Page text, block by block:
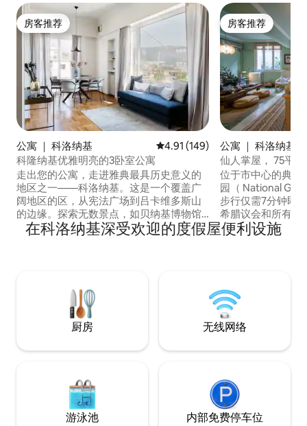
房客推荐
房客推荐
公寓 ｜ 科洛纳基 平均评分 4.91 分（满分 5 分），
4.91 (149)
科隆纳基优雅明亮的3卧室公寓
走出您的公寓，走进雅典最具历史意义的
地区之一——科洛纳基。这是一个覆盖广
阔地区的区，从宪法广场到吕卡维多斯山
的边缘。探索无数景点，如贝纳基博物馆
（Benaki Museum）和古兰德里斯基克拉
泽斯艺术博物馆（Goulandris Museum of
Evaggelismos -步行9分钟-550米。高达
24Mbps的互联网。
房客推荐
房客推荐
公寓 ｜ 科洛纳基
仙人掌屋， 75平
位于市中心的典型
园（ National
步行仅需7分钟即
希腊议会和所有城
购物中心、考古景
动、酒吧和餐厅。
便利。
在科洛纳基深受欢迎的度假屋便利设施
厨房 无线网络
游泳池 内部免费停车位